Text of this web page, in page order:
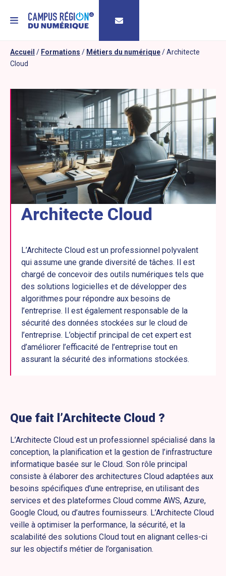
MENU
Accueil / Formations / Métiers du numérique/Architecte
Cloud
Architecte Cloud
L’Architecte Cloud est un professionnel polyvalent
qui assume une grande diversité de tâches. Il est
chargé de concevoir des outils numériques tels que
des solutions logicielles et de développer des
algorithmes pour répondre aux besoins de
l’entreprise. Il est également responsable de la
sécurité des données stockées sur le cloud de
l’entreprise. L’objectif principal de cet expert est
d’améliorer l’efficacité de l’entreprise tout en
assurant la sécurité des informations stockées.
Que fait l’Architecte Cloud ?
L’Architecte Cloud est un professionnel spécialisé dans la
conception, la planification et la gestion de l’infrastructure
informatique basée sur le Cloud. Son rôle principal
consiste à élaborer des architectures Cloud adaptées aux
besoins spécifiques d’une entreprise, en utilisant des
services et des plateformes Cloud comme AWS, Azure,
Google Cloud, ou d’autres fournisseurs. L’Architecte Cloud
veille à optimiser la performance, la sécurité, et la
scalabilité des solutions Cloud tout en alignant celles-ci
sur les objectifs métier de l’organisation.